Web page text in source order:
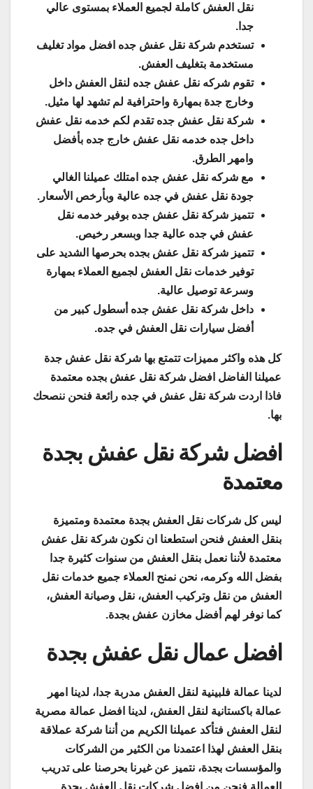
نقل العفش كاملة لجميع العملاء بمستوى عالي
جدا.
تستخدم شركة نقل عفش جده افضل مواد تغليف
مستخدمة بتغليف العفش.
تقوم شركه نقل عفش جده لنقل العفش داخل
وخارج جدة بمهارة واحترافية لم تشهد لها مثيل.
شركة نقل عفش جده تقدم لكم خدمه نقل عفش
داخل جده خدمه نقل عفش خارج جده بأفضل
وامهر الطرق.
مع شركه نقل عفش جده امتلك عميلنا الغالي
جودة نقل عفش في جده عالية وبأرخص الأسعار.
تتميز شركة نقل عفش جده بوفير خدمه نقل
عفش في جده عالية جدا وبسعر رخيص.
تتميز شركة نقل عفش بجده بحرصها الشديد على
توفير خدمات نقل العفش لجميع العملاء بمهارة
وسرعة توصيل عالية.
داخل شركة نقل عفش جده أسطول كبير من
أفضل سيارات نقل العفش في جده.
كل هذه واكثر مميزات تتمتع بها شركة نقل عفش جدة
عميلنا الفاضل افضل شركة نقل عفش بجده معتمدة
فاذا اردت شركة نقل عفش في جده رائعة فنحن ننصحك
بها.
افضل شركة نقل عفش بجدة
معتمدة
ليس كل شركات نقل العفش بجدة معتمدة ومتميزة
بنقل العفش فنحن استطعنا ان نكون شركة نقل عفش
معتمدة لأننا نعمل بنقل العفش من سنوات كثيرة جدا
بفضل الله وكرمه، نحن نمنح العملاء جميع خدمات نقل
العفش من نقل وتركيب العفش، نقل وصيانة العفش،
كما نوفر لهم أفضل مخازن عفش بجدة.
افضل عمال نقل عفش بجدة
لدينا عمالة فلبينية لنقل العفش مدربة جدا، لدينا امهر
عمالة باكستانية لنقل العفش، لدينا افضل عمالة مصرية
لنقل العفش فتأكد عميلنا الكريم من أننا شركة عملاقة
بنقل العفش لهذا اعتمدنا من الكثير من الشركات
والمؤسسات بجدة، نتميز عن غيرنا بحرصنا على تدريب
العمالة فنحن من افضل شركات نقل العفش بجدة.